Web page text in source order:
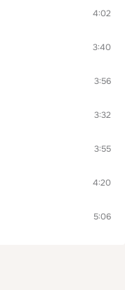
4:02
3:40
3:56
3:32
3:55
4:20
5:06